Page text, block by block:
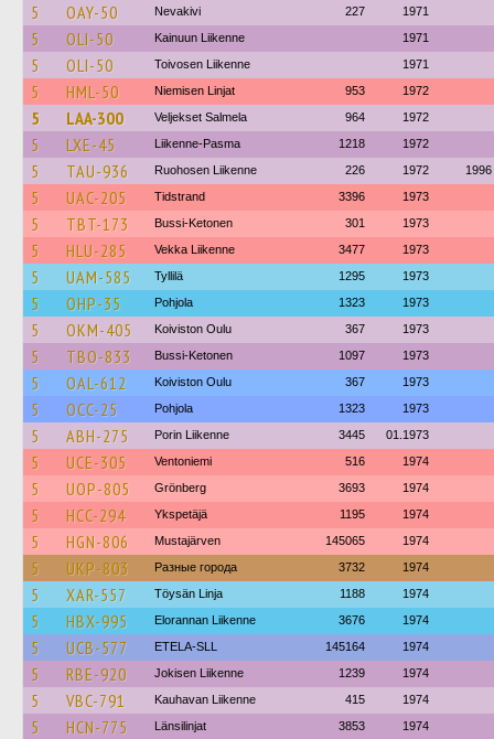
5 OAY-50 Nevakivi 227 1971
5 OLI-50 Kainuun Liikenne 1971
5 OLI-50 Toivosen Liikenne 1971
5 HML-50 Niemisen Linjat 953 1972
5 LAA-300 Veljekset Salmela 964 1972
5 LXE-45 Liikenne-Pasma 1218 1972
5 TAU-936 Ruohosen Liikenne 226 1972 1996
5 UAC-205 Tidstrand 3396 1973
5 TBT-173 Bussi-Ketonen 301 1973
5 HLU-285 Vekka Liikenne 3477 1973
5 UAM-585 Tyllilä 1295 1973
5 OHP-35 Pohjola 1323 1973
5 OKM-405 Koiviston Oulu 367 1973
5 TBO-833 Bussi-Ketonen 1097 1973
5 OAL-612 Koiviston Oulu 367 1973
5 OCC-25 Pohjola 1323 1973
5 ABH-275 Porin Liikenne 3445 01.1973
5 UCE-305 Ventoniemi 516 1974
5 UOP-805 Grönberg 3693 1974
5 HCC-294 Ykspetäjä 1195 1974
5 HGN-806 Mustajärven 145065 1974
5 UKP-803 Разные города 3732 1974
5 XAR-557 Töysän Linja 1188 1974
5 HBX-995 Elorannan Liikenne 3676 1974
5 UCB-577 ETELA-SLL 145164 1974
5 RBE-920 Jokisen Liikenne 1239 1974
5 VBC-791 Kauhavan Liikenne 415 1974
5 HCN-775 Länsilinjat 3853 1974